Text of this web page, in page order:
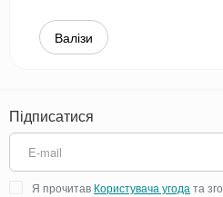
Валізи
Підписатися
Я прочитав Користувача угода та